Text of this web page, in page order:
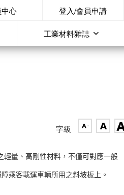
心 登入/會員申請
工業材料雜誌
字級
輕量、高剛性材料，不僅可對應一般
乘客載運車輛所用之斜坡板上。